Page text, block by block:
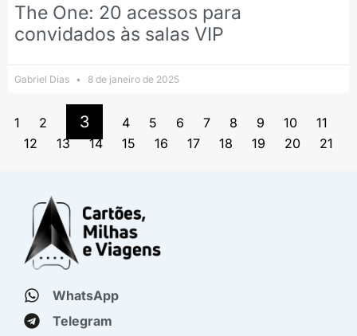
The One: 20 acessos para
convidados às salas VIP
Gabriel Dias 8 de janeiro de 2025
1 2 3 4 5 6 7 8 9 10
11
12
13 14 15 16 17 18 19 20 21
WhatsApp
Telegram